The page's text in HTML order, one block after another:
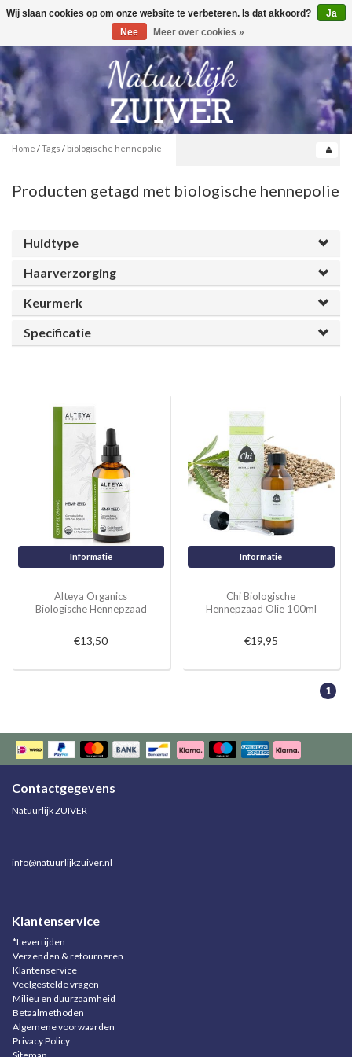
Toggle
0
Home /Tags / biologische hennepolie
Producten getagd met biologische hennepolie
Huidtype
Haarverzorging
Keurmerk
Specificatie
Informatie
Alteya Organics
Biologische Hennepzaad
€13,50
Informatie
Chi Biologische
Hennepzaad Olie 100ml
€19,95
1
Contactgegevens
Natuurlijk ZUIVER
info@natuurlijkzuiver.nl
Klantenservice
*Levertijden
Verzenden & retourneren
Klantenservice
Veelgestelde vragen
Milieu en duurzaamheid
Betaalmethoden
Algemene voorwaarden
Privacy Policy
Wij slaan cookies op om onze website te verbeteren. Is dat akkoord?
Ja
Nee
Meer over cookies »